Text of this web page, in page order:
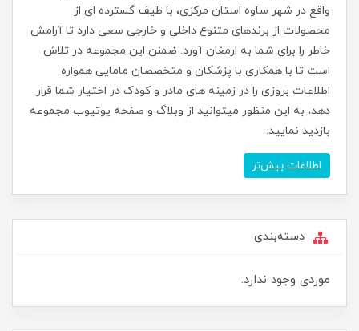
واقع در شهر ساوه استان مرکزی، با طیف گسترده ای از
محصولات از برندهای متنوع داخلی و خارجی سعی دارد تا آرامش
خاطر را برای شما به ارمغان آورد. ضمنن این مجموعه در تلاش
است تا با همکاری با پزشکان و متخصصان مامایی همواره
اطلاعات بروزی را در زمینه های مادر و کودک در اختیار شما قرار
دهد، به این منظور میتوانید از وبلاگ و صفحه یوتیوب مجموعه
بازدید نمایید.
اطلاعات بیش‌تر
دسته‌بندی
موردی وجود ندارد.